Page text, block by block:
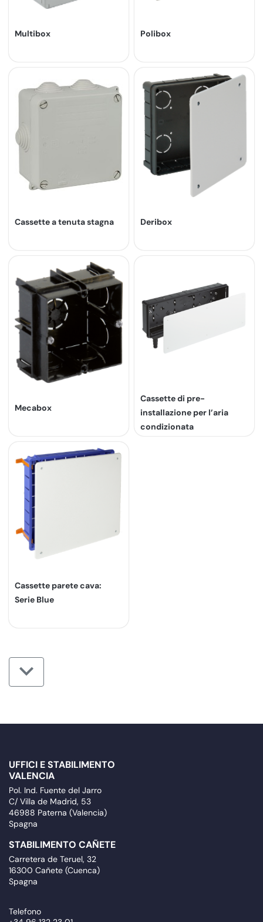
Multibox Polibox
Cassette a tenuta stagna Deribox
Mecabox
Cassette di pre-
installazione per l’aria
condizionata
Cassette parete cava:
Serie Blue
UFFICI E STABILIMENTO
VALENCIA
Pol. Ind. Fuente del Jarro
C/ Villa de Madrid, 53
46988 Paterna (Valencia)
Spagna
STABILIMENTO CAÑETE
Carretera de Teruel, 32
16300 Cañete (Cuenca)
Spagna
Telefono